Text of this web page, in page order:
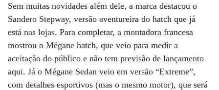
Sem muitas novidades além dele, a marca destacou o
Sandero Stepway, versão aventureira do hatch que já
está nas lojas. Para completar, a montadora francesa
mostrou o Mégane hatch, que veio para medir a
aceitação do público e não tem previsão de lançamento
aqui. Já o Mégane Sedan veio em versão “Extreme”,
com detalhes esportivos (mas o mesmo motor), que será